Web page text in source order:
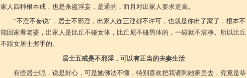
家人四种根本戒，也是杀盗淫妄，是通的，而且对出家人要求更高。
“不淫不妄说”，居士不邪淫，出家人连正淫都不许可，也就是你出了家了，根本不
能回家看老婆，出家人是比丘不碰女体，比丘尼不碰男体的，一碰就不清净。所以比丘
不跟女居士握手的。
居士五戒是不邪淫，可以有正当的夫妻生活
有些居士呢，说是好心，可是她佛法不懂，特别喜欢把我请到她家里去，究竟是恭